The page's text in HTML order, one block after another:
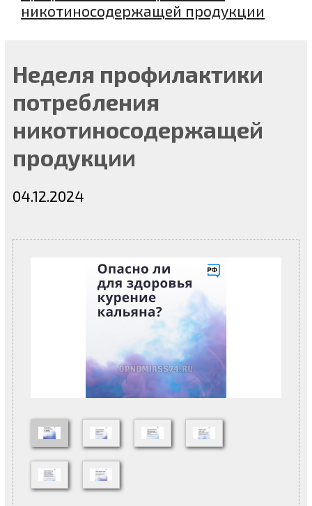
никотиносодержащей продукции
Неделя профилактики
потребления
никотиносодержащей
продукции
04.12.2024